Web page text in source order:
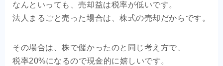
なんといっても、売却益は税率が低いです。
法人まるごと売った場合は、株式の売却だからです。
その場合は、株で儲かったのと同じ考え方で、
税率20%になるので現金的に嬉しいです。